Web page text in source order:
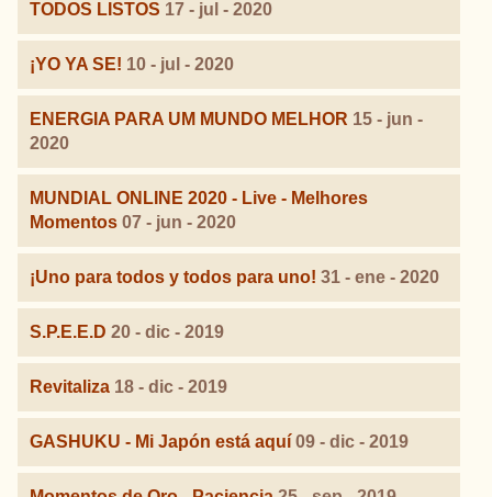
TODOS LISTOS 17 - jul - 2020
¡YO YA SE! 10 - jul - 2020
ENERGIA PARA UM MUNDO MELHOR 15 - jun -
2020
MUNDIAL ONLINE 2020 - Live - Melhores
Momentos 07 - jun - 2020
¡Uno para todos y todos para uno! 31 - ene - 2020
S.P.E.E.D 20 - dic - 2019
Revitaliza 18 - dic - 2019
GASHUKU - Mi Japón está aquí 09 - dic - 2019